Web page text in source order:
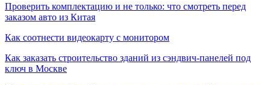
Проверить комплектацию и не только: что смотреть перед
заказом авто из Китая
Как соотнести видеокарту с монитором
Как заказать строительство зданий из сэндвич-панелей под
ключ в Москве